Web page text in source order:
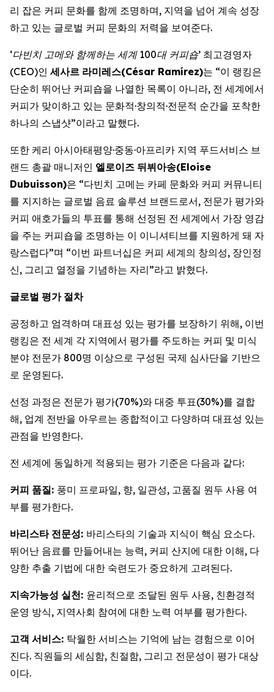
리 잡은 커피 문화를 함께 조명하며, 지역을 넘어 계속 성장
하고 있는 글로벌 커피 문화의 저력을 보여준다.
‘다빈치 고메와 함께하는 세계100대 커피숍’ 최고경영자
(CEO)인 세사르 라미레스(César Ramírez)는 “이 랭킹은
단순히 뛰어난 커피숍을 나열한 목록이 아니라, 전 세계에서
커피가 맞이하고 있는 문화적·창의적·전문적 순간을 포착한
하나의 스냅샷”이라고 말했다.
또한 케리 아시아태평양·중동·아프리카 지역 푸드서비스 브
랜드 총괄 매니저인 엘로이즈 뒤뷔아송(Eloise
Dubuisson)은 “다빈치 고메는 카페 문화와 커피 커뮤니티
를 지지하는 글로벌 음료 솔루션 브랜드로서, 전문가 평가와
커피 애호가들의 투표를 통해 선정된 전 세계에서 가장 영감
을 주는 커피숍을 조명하는 이 이니셔티브를 지원하게 돼 자
랑스럽다”며 “이번 파트너십은 커피 세계의 창의성, 장인정
신, 그리고 열정을 기념하는 자리”라고 밝혔다.
글로벌 평가 절차
공정하고 엄격하며 대표성 있는 평가를 보장하기 위해, 이번
랭킹은 전 세계 각 지역에서 평가를 주도하는 커피 및 미식
분야 전문가 800명 이상으로 구성된 국제 심사단을 기반으
로 운영된다.
선정 과정은 전문가 평가(70%)와 대중 투표(30%)를 결합
해, 업계 전반을 아우르는 종합적이고 다양하며 대표성 있는
관점을 반영한다.
전 세계에 동일하게 적용되는 평가 기준은 다음과 같다:
커피 품질: 풍미 프로파일, 향, 일관성, 고품질 원두 사용 여
부를 평가한다.
바리스타 전문성: 바리스타의 기술과 지식이 핵심 요소다.
뛰어난 음료를 만들어내는 능력, 커피 산지에 대한 이해, 다
양한 추출 기법에 대한 숙련도가 중요하게 고려된다.
지속가능성 실천: 윤리적으로 조달된 원두 사용, 친환경적
운영 방식, 지역사회 참여에 대한 노력 여부를 평가한다.
고객 서비스: 탁월한 서비스는 기억에 남는 경험으로 이어
진다. 직원들의 세심함, 친절함, 그리고 전문성이 평가 대상
이다.